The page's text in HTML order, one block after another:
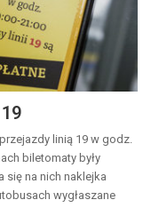
linią 19 w godz.
biletomaty były
się na nich naklejka
wygłaszane